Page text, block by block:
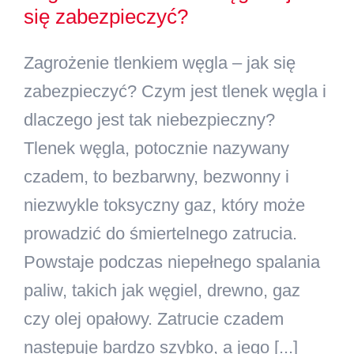
Szukaj
się zabezpieczyć?
Zagrożenie tlenkiem węgla – jak się
zabezpieczyć? Czym jest tlenek węgla i
dlaczego jest tak niebezpieczny?
Tlenek węgla, potocznie nazywany
czadem, to bezbarwny, bezwonny i
niezwykle toksyczny gaz, który może
prowadzić do śmiertelnego zatrucia.
Powstaje podczas niepełnego spalania
paliw, takich jak węgiel, drewno, gaz
czy olej opałowy. Zatrucie czadem
następuje bardzo szybko, a jego [...]